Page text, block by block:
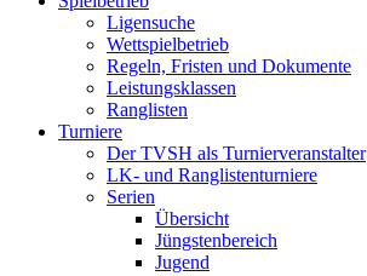
Ligensuche
Wettspielbetrieb
Regeln, Fristen und Dokumente
Leistungsklassen
Ranglisten
Turniere
Der TVSH als Turnierveranstalter
LK- und Ranglistenturniere
Serien
Übersicht
Jüngstenbereich
Jugend